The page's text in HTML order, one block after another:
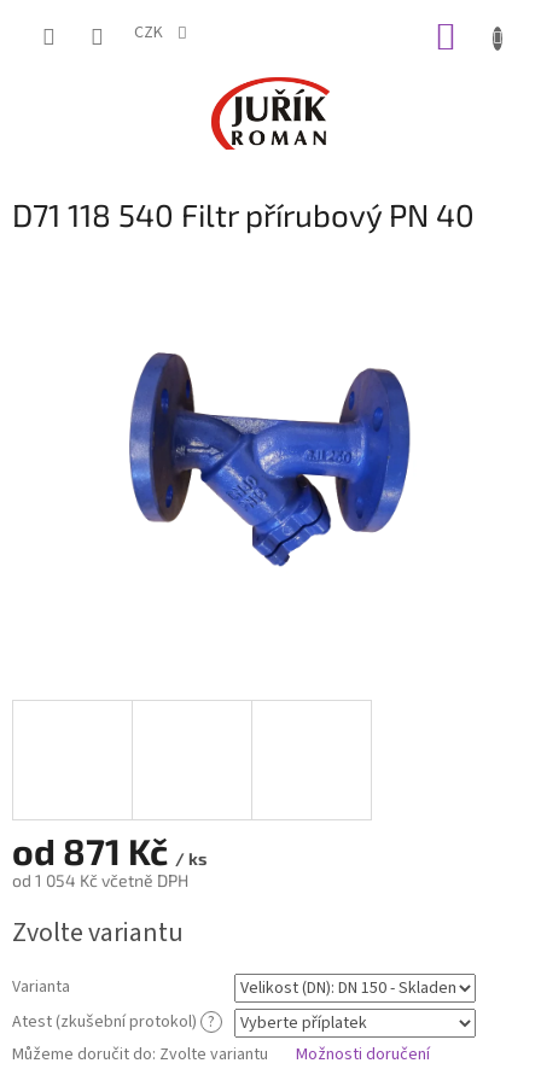
CZK
D71 118 540 Filtr přírubový PN 40
od 871 Kč / ks
od 1 054 Kč včetně DPH
cena:
Zvolte variantu
Varianta
Atest (zkušební protokol) ?
Můžeme doručit do: Zvolte variantu Možnosti doručení